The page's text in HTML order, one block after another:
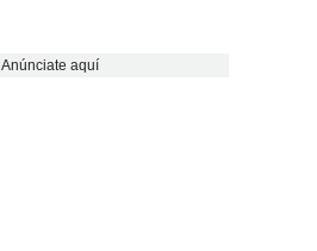
Anúnciate aquí